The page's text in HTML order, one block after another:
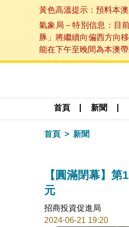
黃色高溫提示：預料本
氣象局－特別信息：目
豚」將繼續向偏西方向
能在下午至晚間為本澳
首頁 新聞
首頁 新聞
【圓滿閉幕】
元
招商投資促進局
2024-06-21 19:20